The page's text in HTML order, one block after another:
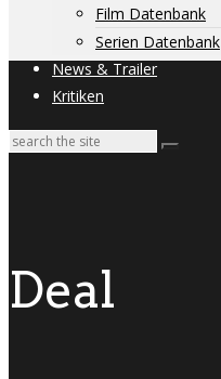
Film Datenbank
Serien Datenbank
News & Trailer
Kritiken
Deal